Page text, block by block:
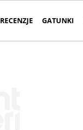
RECENZJE GATUNKI